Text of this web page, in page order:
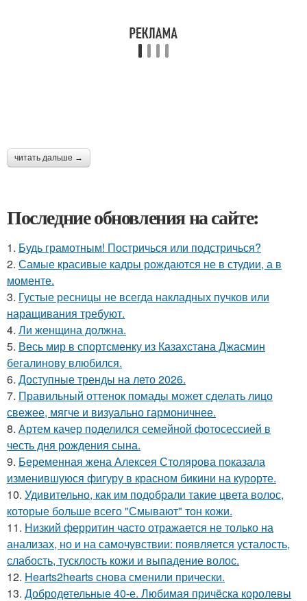
читать дальше →
Последние обновления на сайте:
1. Будь грамотным! Постричься или подстричься?
2. Самые красивые кадры рождаются не в студии, а в
моменте.
3. Густые ресницы не всегда накладных пучков или
наращивания требуют.
4. Ли женщина должна.
5. Весь мир в спортсменку из Казахстана Джасмин
бегалинову влюбился.
6. Доступные тренды на лето 2026.
7. Правильный оттенок помады может сделать лицо
свежее, мягче и визуально гармоничнее.
8. Артем качер поделился семейной фотосессией в
честь дня рождения сына.
9. Беременная жена Алексея Столярова показала
изменившуюся фигуру в красном бикини на курорте.
10. Удивительно, как им подобрали такие цвета волос,
которые больше всего "Смывают" тон кожи.
11. Низкий ферритин часто отражается не только на
анализах, но и на самочувствии: появляется усталость,
слабость, тусклость кожи и выпадение волос.
12. Hearts2hearts снова сменили прически.
13. Добродетельные 40-е. Любимая причёска королевы